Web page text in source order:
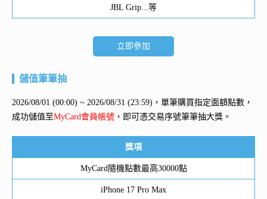
JBL Grip...等
立即參加
儲值筆筆抽
2026/08/01 (00:00) ~ 2026/08/31 (23:59)，單筆購買指定面額點數，
成功儲值至MyCard會員帳號 ，即可憑交易序號筆筆抽大獎。
獎項
MyCard隨機點數最高30000點
iPhone 17 Pro Max